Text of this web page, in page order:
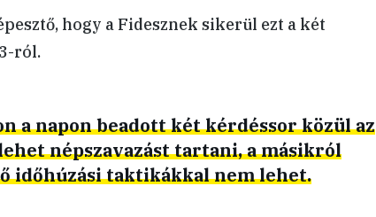
hogy a Fidesznek sikerül ezt a két
ról.
a napon beadott két kérdéssor közül az
népszavazást tartani, a másikról
időhúzási taktikákkal nem lehet.